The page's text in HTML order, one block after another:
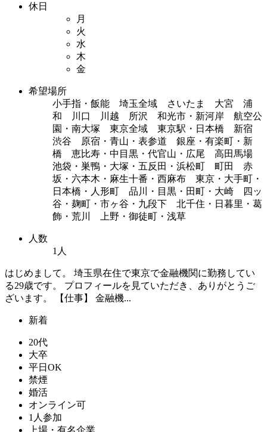
休日
月
火
水
木
金
希望場所
小手指・飯能 埼玉全域 さいたま 大宮 浦
和 川口 川越 所沢 和光市・新河岸 航空公
園・南大塚 東京全域 東京駅・日本橋 新宿
渋谷 原宿・青山・表参道 銀座・有楽町・新
橋 恵比寿・中目黒・代官山・広尾 高田馬場
池袋・巣鴨・大塚・五反田・浜松町 町田 赤
坂・六本木・麻生十番・西麻布 東京・大手町・
日本橋・人形町 品川・目黒・田町・大崎 四ッ
谷・麹町・市ヶ谷・九段下 北千住・日暮里・葛
飾・荒川 上野・御徒町・浅草
人数
1人
はじめまして。 埼玉県在住で東京で金融機関に勤務してい
る29歳です。 プロフィールを見ていただき、ありがとうご
ざいます。 【仕事】 金融機...
新着
20代
大卒
平日OK
禁煙
婚活
オンライン可
1人参加
上場・有名企業